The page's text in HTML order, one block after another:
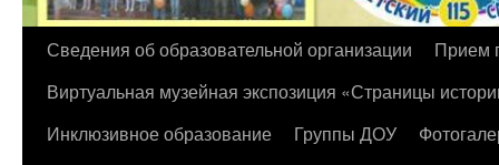
Перейти
содержимому
Сведения об образовательной организации
Прием
Виртуальная музейная экспозиция «Страницы
Инклюзивное образование
Группы ДОУ